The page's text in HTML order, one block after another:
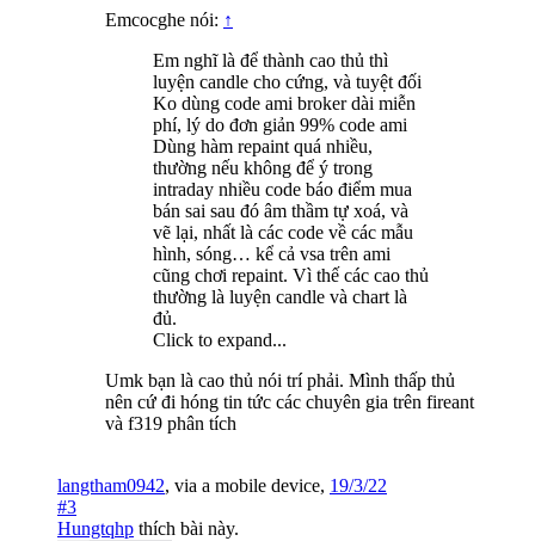
Emcocghe nói: ↑
Em nghĩ là để thành cao thủ thì
luyện candle cho cứng, và tuyệt đối
Ko dùng code ami broker dài miễn
phí, lý do đơn giản 99% code ami
Dùng hàm repaint quá nhiều,
thường nếu không để ý trong
intraday nhiều code báo điểm mua
bán sai sau đó âm thầm tự xoá, và
vẽ lại, nhất là các code về các mẫu
hình, sóng… kể cả vsa trên ami
cũng chơi repaint. Vì thế các cao thủ
thường là luyện candle và chart là
đủ.
Click to expand...
Umk bạn là cao thủ nói trí phải. Mình thấp thủ
nên cứ đi hóng tin tức các chuyên gia trên fireant
và f319 phân tích
langtham0942, via a mobile device, 19/3/22
#3
Hungtqhp thích bài này.